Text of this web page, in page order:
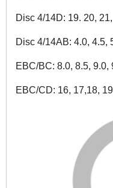
Disc 4/14D: 19. 20,
Disc 4/14AB: 4.0, 4.5,
EBC/BC: 8.0, 8.5, 9.0,
EBC/CD: 16, 17,18,